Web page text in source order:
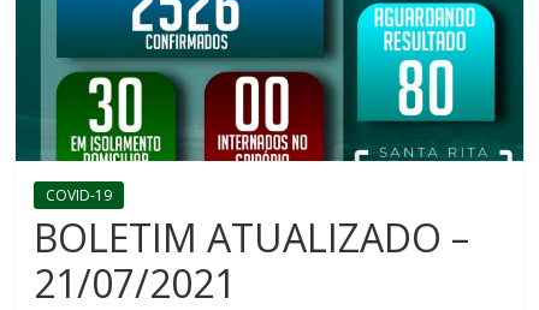
COVID-19
BOLETIM ATUALIZADO –
21/07/2021